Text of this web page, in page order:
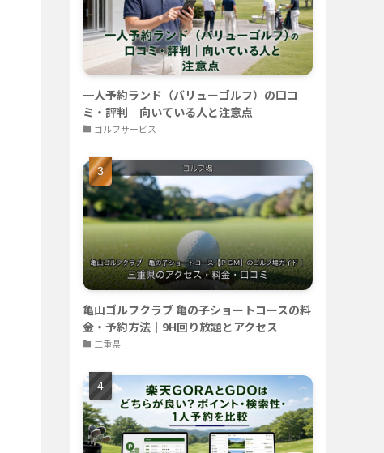
一人予約ランド（バリューゴルフ）の口コ
ミ・評判｜向いている人と注意点
ゴルフサービス
亀山ゴルフクラブ 亀の子ショートコースの料
金・予約方法｜9H回り放題とアクセス
三重県